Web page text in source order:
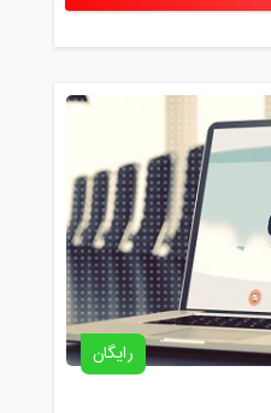
رایگان